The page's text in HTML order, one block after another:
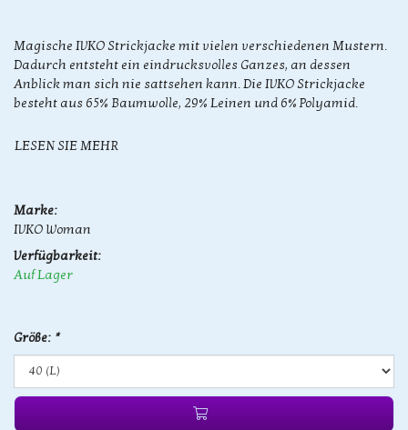
Magische IVKO Strickjacke mit vielen verschiedenen Mustern.
Dadurch entsteht ein eindrucksvolles Ganzes, an dessen
Anblick man sich nie sattsehen kann. Die IVKO Strickjacke
besteht aus 65% Baumwolle, 29% Leinen und 6% Polyamid.
LESEN SIE MEHR
Marke:
IVKO Woman
Verfügbarkeit:
Auf Lager
Größe: *